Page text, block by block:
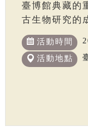
臺博館典藏的
古生物研究的
活動時間
活動地點